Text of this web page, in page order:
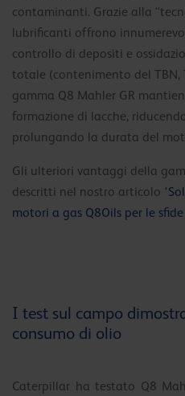
contaminanti. Grazie alla
lubrificanti offrono
controllo di depositi e
totale (contenimento del TBN,
gamma Q8 Mahler GR
formazione di lacche,
prolungando la durata del
Gli ulteriori vantaggi della
descritti nel nostro articolo
motori a gas Q8Oils per le
I test sul campo
consumo di olio
Caterpillar ha testato Q8